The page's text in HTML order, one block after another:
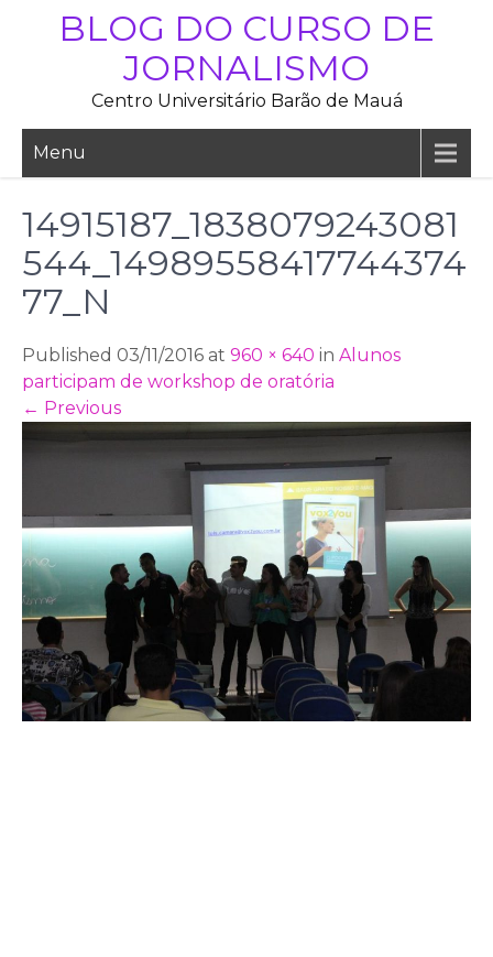
BLOG DO CURSO DE
JORNALISMO
Centro Universitário Barão de Mauá
Menu
14915187_1838079243081
544_14989558417744374
77_N
Published 03/11/2016 at 960 × 640 in Alunos
participam de workshop de oratória
← Previous